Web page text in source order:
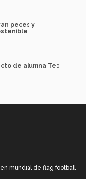
peces y
de alumna Tec
mundial de flag football